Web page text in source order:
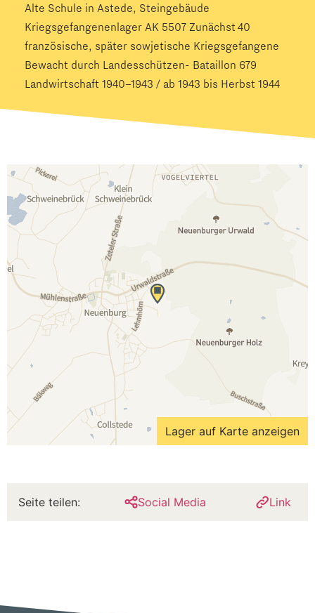
Alte Schule in Astede, Steingebäude
Kriegsgefangenenlager AK 5507 Zunächst 40
französische, später sowjetische Kriegsgefangene
Bewacht durch Landesschützen- Bataillon 679
Landwirtschaft 1940–1943 / ab 1943 bis Herbst 1944
Lager auf Karte anzeigen
Seite teilen: Social Media Link